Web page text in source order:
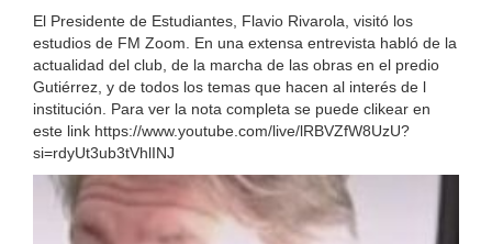
El Presidente de Estudiantes, Flavio Rivarola, visitó los
estudios de FM Zoom. En una extensa entrevista habló de la
actualidad del club, de la marcha de las obras en el predio
Gutiérrez, y de todos los temas que hacen al interés de l
institución. Para ver la nota completa se puede clikear en
este link https://www.youtube.com/live/lRBVZfW8UzU?
si=rdyUt3ub3tVhlINJ